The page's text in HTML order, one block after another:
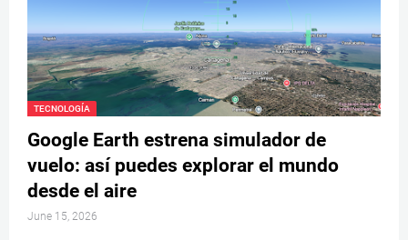
TECNOLOGÍA
Google Earth estrena simulador de
vuelo: así puedes explorar el mundo
desde el aire
June 15, 2026